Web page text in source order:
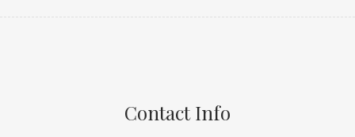
Contact Info